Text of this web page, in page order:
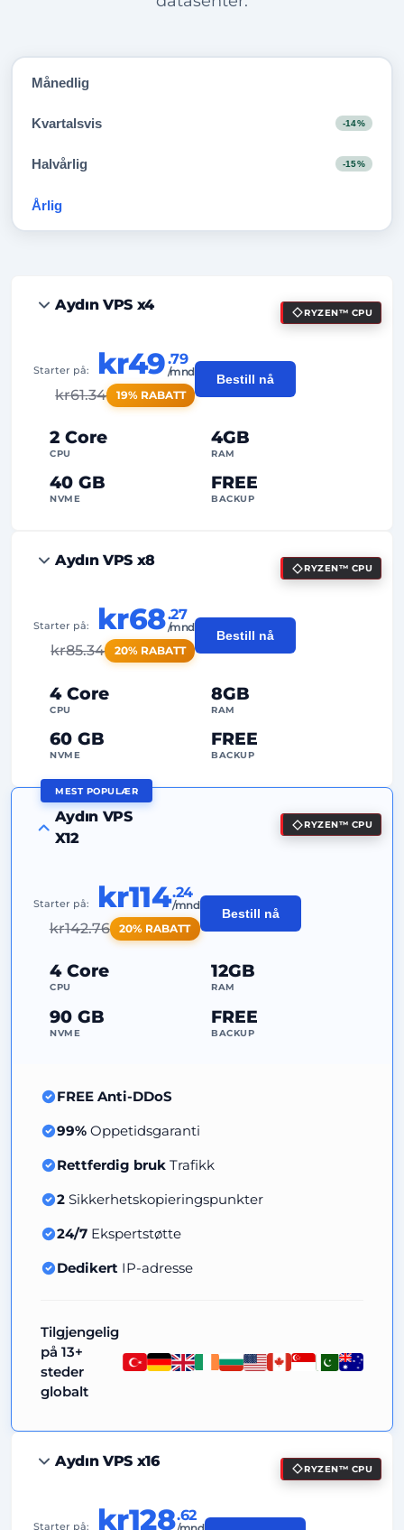
Månedlig
Kvartalsvis -14%
Halvårlig -15%
Årlig
Aydın VPS x4 RYZEN™ CPU
2 Core
CPU
4GB
RAM
40 GB
NVME
FREE
BACKUP
Starter på: kr49.79
/mnd
kr61.34 19% RABATT
Bestill nå
99%
Rettferdig bruk Trafikk
Sikkerhetskopieringspunkter
Dedikert
Aydın VPS x8 RYZEN™ CPU
4 Core
CPU
8GB
RAM
60 GB
NVME
FREE
BACKUP
Starter på: kr68.27
/mnd
kr85.34 20% RABATT
Bestill nå
FREE Anti-DDoS
99%
2Sikkerhetskopieringspunkter
24/7Ekspertstøtte
Dedikert
MEST POPULÆR
Aydın VPS
X12
RYZEN™ CPU
4 Core
CPU
12GB
RAM
90 GB
NVME
FREE
BACKUP
Starter på: kr114.24
/mnd
kr142.76 20% RABATT
Bestill nå
FREE Anti-DDoS
99% Oppetidsgaranti
Rettferdig bruk Trafikk
2 Sikkerhetskopieringspunkter
24/7 Ekspertstøtte
Dedikert IP-adresse
Tilgjengelig
på 13+
steder
globalt
Aydın VPS x16 RYZEN™ CPU
Starter på: kr128.62